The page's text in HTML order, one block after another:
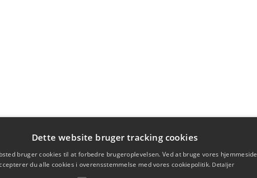
Dette website bruger tracking cookies
bruger cookies til at forbedre brugeroplevelsen. Ved at bruge vores hjemmeside
du alle cookies i overensstemmelse med vores cookiepolitik. Detaljer